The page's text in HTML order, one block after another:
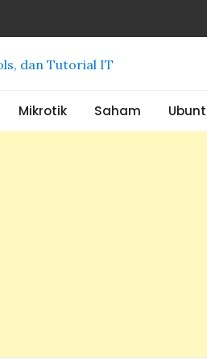
IT
Mikrotik Saham